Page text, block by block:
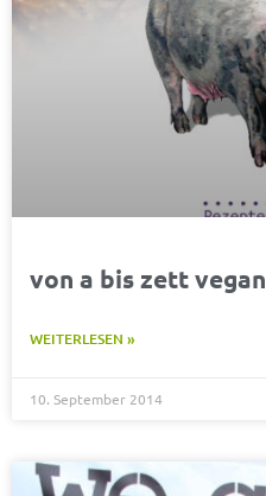
von a bis zett vegan
WEITERLESEN »
10. September 2014